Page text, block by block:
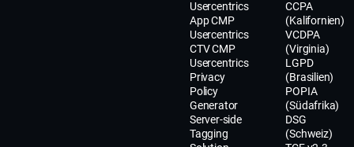
Usercentrics
App CMP
Usercentrics
CTV CMP
Usercentrics
Privacy
Policy
Generator
Server-side
Tagging
CCPA
(Kalifornien)
VCDPA
(Virginia)
LGPD
(Brasilien)
POPIA
(Südafrika)
DSG
(Schweiz)